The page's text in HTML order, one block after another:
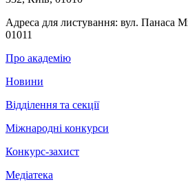
Адреса для листування: вул. Панаса
01011
Про академію
Новини
Відділення та секції
Міжнародні конкурси
Конкурс-захист
Медіатека